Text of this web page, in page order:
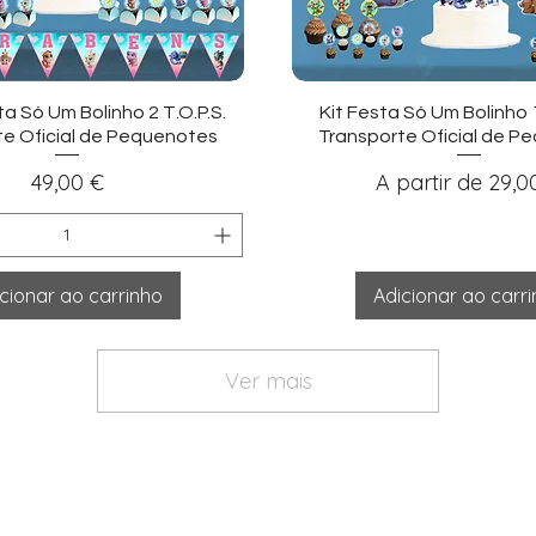
rápida
Só Um Bolinho 2 T.O.P.S.
Oficial de Pequenotes
Preço
49,00 €
ao carrinho
Visualização
Kit Festa Só Um Bolinho
Transporte Oficial de
A partir de
Preço
Adicionar ao
Ver mais